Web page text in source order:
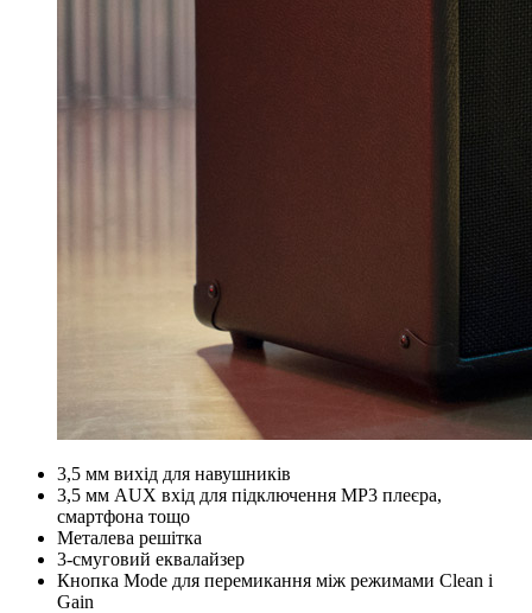
3,5 мм вихід для навушників
3,5 мм AUX вхід для підключення МР3 плеєра,
смартфона тощо
Металева решітка
3-смуговий еквалайзер
Кнопка Mode для перемикання між режимами Clean і
Gain